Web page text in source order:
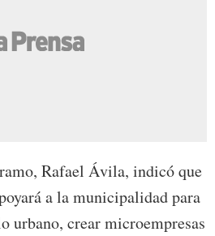
Rafael Ávila, indicó que
a la municipalidad para
urbano, crear microempresas